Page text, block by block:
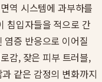
역 시스템에 과부하를
침입자들을 적으로 간
염증 반응으로 이어질
감, 잦은 피부 트러블,
같은 감정의 변화까지